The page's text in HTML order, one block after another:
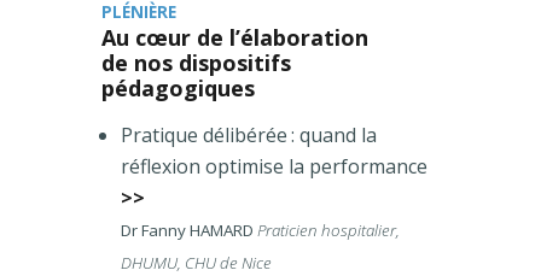
PLÉNIÈRE
Au cœur de l’élaboration
de nos dispositifs
pédagogiques
Pratique délibérée : quand la
réflexion optimise la performance
>>
Dr Fanny HAMARD Praticien hospitalier,
DHUMU, CHU de Nice